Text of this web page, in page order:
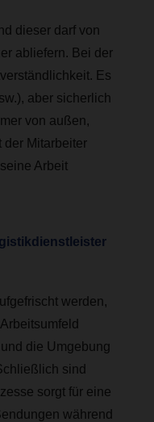
dieser darf von
abliefern. Bei der
Es
aber sicherlich
von außen,
der Mitarbeiter
Arbeit
werden,
die Umgebung
sind
sorgt für eine
während